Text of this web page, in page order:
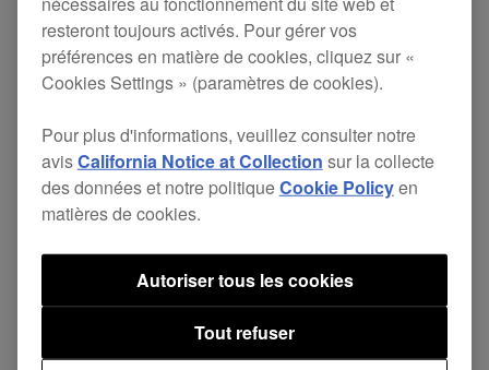
rekordbox dj : Tournée 2016
Nous avons tenu des sessions de formation
gratuites dans diverses villes et divers lieux à
travers l'Europe, et la participation, les retours et
l'interaction ont été incroyables.
resteront toujours activés. Pour gérer vos
préférences en matière de cookies, cliquez sur «
Cookies Settings » (paramètres de cookies).
Pour plus d'informations, veuillez consulter notre
avisCalifornia Notice at Collection sur la collecte
des données et notre politiqueCookie Policyen
matières de cookies.
Tout refuser
Autoriser tous les cookies